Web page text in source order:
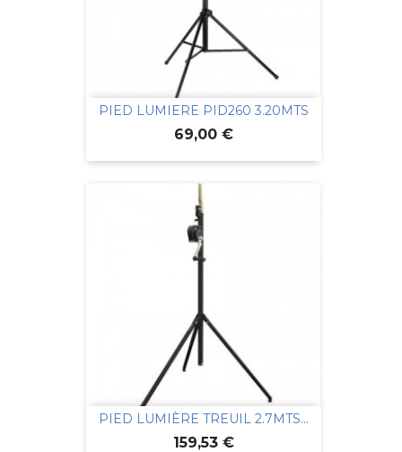
PIED LUMIERE PID260 3.20MTS
Prix
69,00 €
PIED LUMIÈRE TREUIL 2.7MTS...
Prix
159,53 €